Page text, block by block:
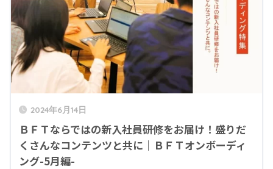
2024年6月14日
ＢＦＴならではの新入社員研修をお届け！盛りだ
くさんなコンテンツと共に｜ＢＦＴオンボーディ
ング-5月編-